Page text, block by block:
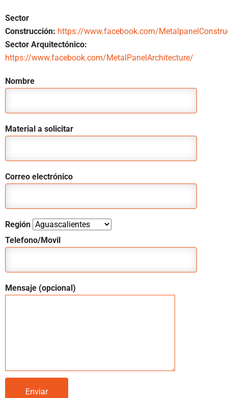
Sector
Construcción: https://www.facebook.com/
Sector Arquitectónico:
https://www.facebook.com/MetalPanelArchitecture/
Nombre
Material a solicitar
Correo electrónico
Región
Telefono/Movil
Mensaje (opcional)